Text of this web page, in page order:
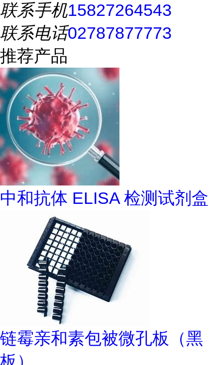
联系手机15827264543
联系电话02787877773
推荐产品
中和抗体 ELISA 检测试剂盒
链霉亲和素包被微孔板（黑
板）